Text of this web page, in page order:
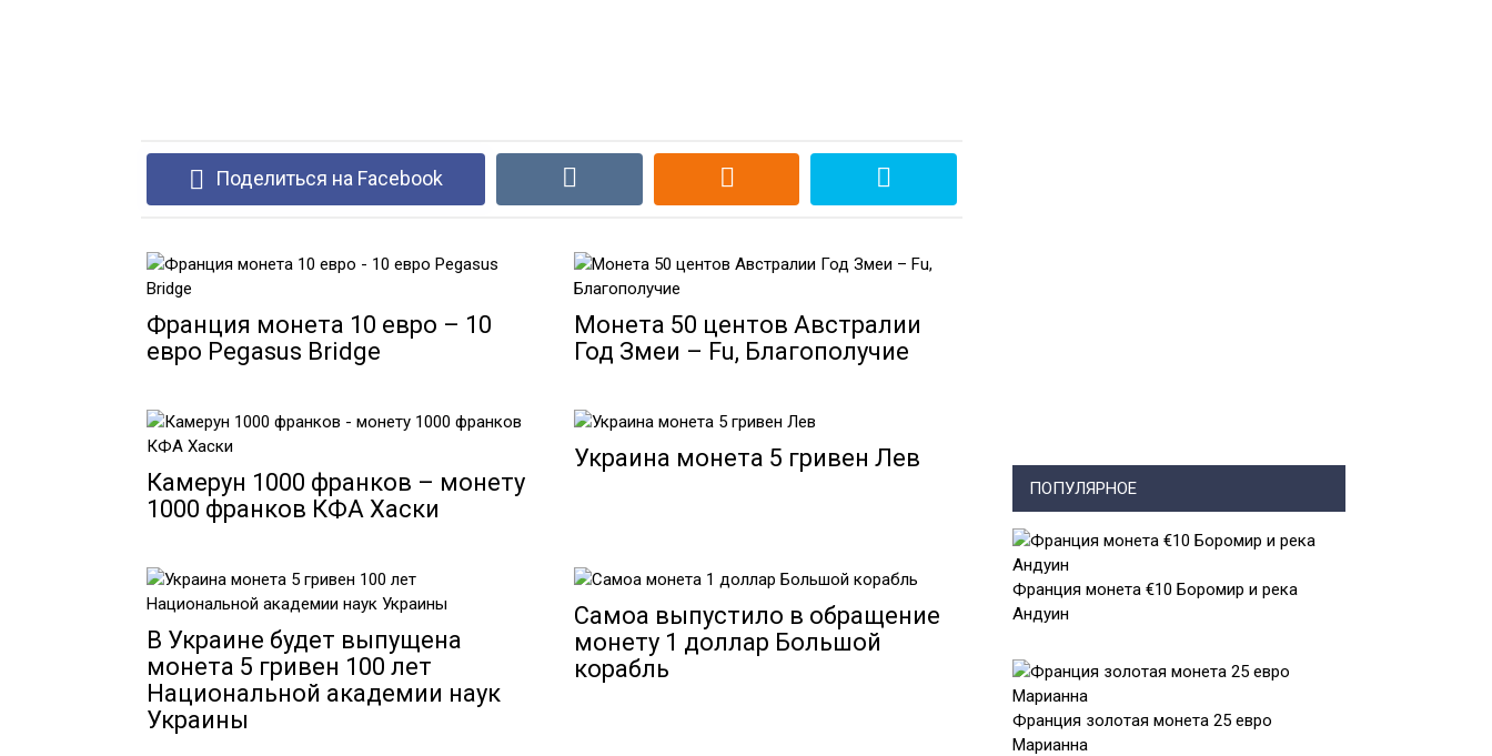
Поделиться на Facebook
Франция монета 10 евро – 10
евро Pegasus Bridge
Монета 50 центов Австралии
Год Змеи – Fu, Благополучие
Камерун 1000 франков – монету
1000 франков КФА Хаски
Украина монета 5 гривен Лев
В Украине будет выпущена
монета 5 гривен 100 лет
Национальной академии наук
Украины
Самоа выпустило в обращение
монету 1 доллар Большой
корабль
ПОПУЛЯРНОЕ
Франция монета €10 Боромир и река
Андуин
Франция золотая монета 25 евро
Марианна